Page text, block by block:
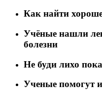
Как найти
Учёные нашли
болезни
Не буди лихо
Ученые помогут